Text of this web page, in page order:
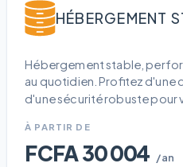
HÉBERGEMENT
Hébergement stable,
au quotidien. Profitez d'une
d'une sécurité robuste pour
À PARTIR DE
FCFA 30 004 /an